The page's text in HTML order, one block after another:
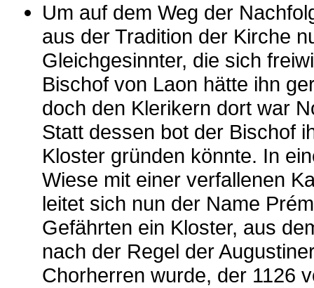
Um auf dem Weg der
aus der Tradition der Kirche
Gleichgesinnter, die sich
Bischof von Laon hätte ihn
doch den Klerikern dort war
Statt dessen bot der Bischof
Kloster gründen könnte. In
Wiese mit einer verfallenen
leitet sich nun der Name
Gefährten ein Kloster, aus
nach der Regel der
Chorherren wurde, der 1126